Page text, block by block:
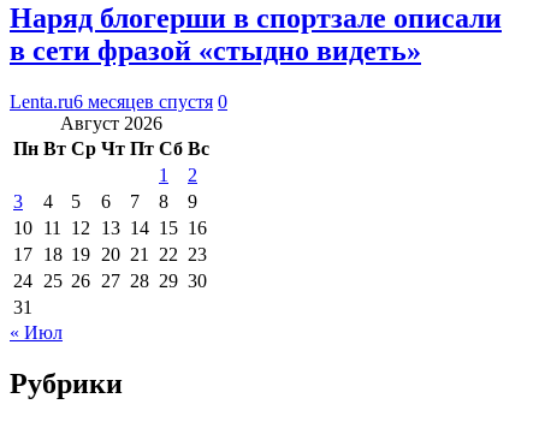
Наряд блогерши в спортзале описали
в сети фразой «стыдно видеть»
Lenta.ru6 месяцев спустя 0
Август 2026
Пн Вт Ср Чт Пт Сб Вс
1
2
3
4 5 6 7 8
9
10 11 12 13 14 15 16
17 18 19 20 21 22 23
24 25 26 27 28 29 30
31
« Июл
Рубрики